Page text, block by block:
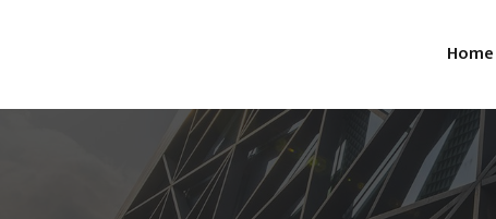
Home